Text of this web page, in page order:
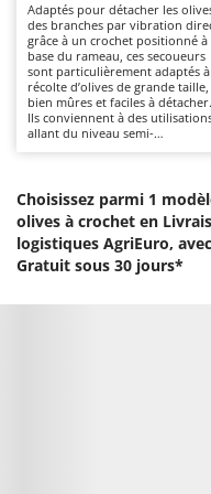
Autolaveuses
Autres produits
B
Balayeuses
Bennes pour
Brosses pour sols
Brouettes à moteur
Ambrogio Robot
Annovi Reverberi
ANTHBOT
Archman
Argo
Ariete
Adaptés pour détacher les
des branches par vibration
grâce à un crochet positionné à
base du rameau, ces secoueurs
sont particulièrement adaptés
récolte d’olives de grande taille,
bien mûres et faciles à détacher.
Ils conviennent à des
allant du niveau semi-
porté en sac à dos, se distingue
par une conception plus simple
plus immédiate à utiliser. Il offre
une excellente robustesse et une
mise en œuvre rapide, tout en
impliquant un poids plus
l’opérateur durant le travail.
Choisissez parmi 1
olives à crochet en
logistiques AgriEuro,
Gratuit sous 30 jours*